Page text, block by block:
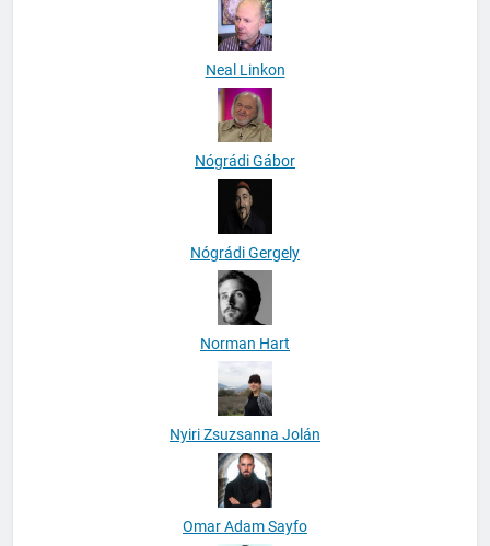
Neal Linkon
Nógrádi Gábor
Nógrádi Gergely
Norman Hart
Nyiri Zsuzsanna Jolán
Omar Adam Sayfo